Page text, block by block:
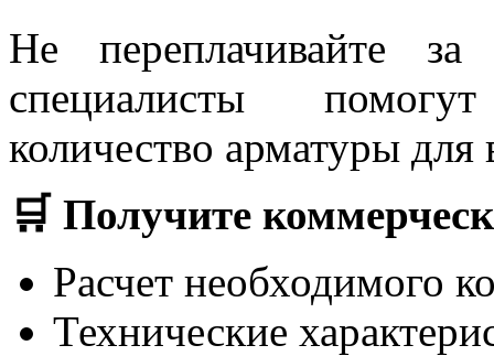
Не переплачивайте
специалисты
количество арматуры для
🛒 Получите
Расчет необходимого
Технические